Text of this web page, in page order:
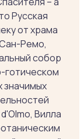
Русская
от храма
Ремо,
собор
значимых
Вилла